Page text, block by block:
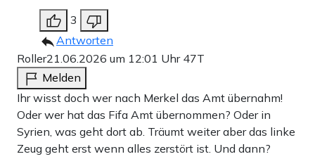
3
Antworten
Roller21.06.2026 um 12:01 Uhr 47T
Melden
Ihr wisst doch wer nach Merkel das Amt übernahm!
Oder wer hat das Fifa Amt übernommen? Oder in
Syrien, was geht dort ab. Träumt weiter aber das linke
Zeug geht erst wenn alles zerstört ist. Und dann?